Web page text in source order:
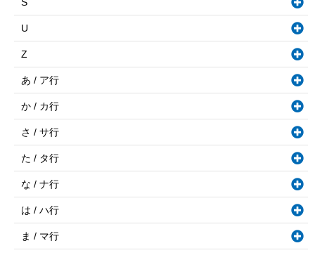
U
Z
あ / ア行
か / カ行
さ / サ行
た / タ行
な / ナ行
は / ハ行
ま / マ行